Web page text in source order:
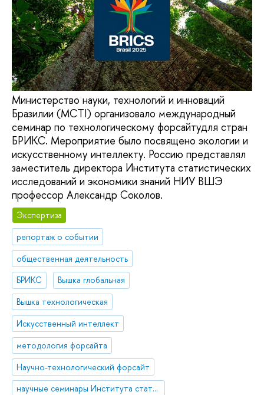
Министерство науки, технологий и инноваций
Бразилии (MCTI) организовало международный
семинар по технологическому форсайтудля стран
БРИКС. Мероприятие было посвящено экологии и
искусственному интеллекту. Россию представлял
заместитель директора Института статистических
исследований и экономики знаний НИУ ВШЭ
профессор Александр Соколов.
Экспертиза
репортаж о событии
общественная деятельность
БРИКС
Вышка глобальная
Вышка технологическая
Искусственный интеллект
методология форсайта
Научно-технологический форсайт
научные семинары Института статистических исследований и экономики знаний (ИСИЭЗ)